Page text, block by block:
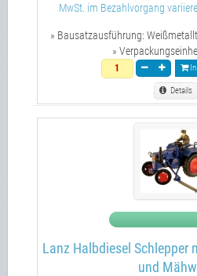
MwSt. im Bezahlvorgang
» Bausatzausführung:
»
In
Details
Lanz Halbdiesel Schlepper
und